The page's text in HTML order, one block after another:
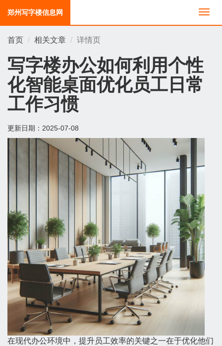
切
换
郑州写字楼信息网
首页 相关文章 详情页
写字楼办公如何利用个性
化智能桌面优化员工日常
工作习惯
更新日期： 2025-07-08
在现代办公环境中，提升员工效率的关键之一在于优化他们